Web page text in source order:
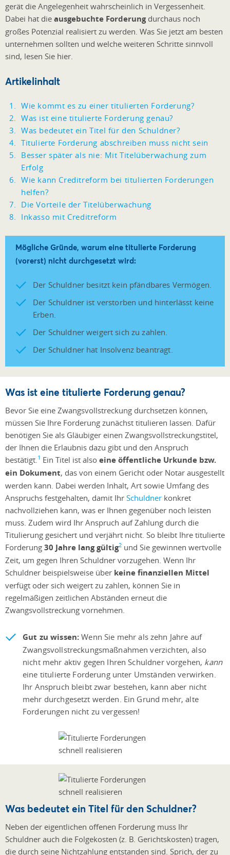
gerät die Angelegenheit wahrscheinlich in Vergessenheit.
Dabei hat die ausgebuchte Forderungdurchaus noch
großes Potenzial realisiert zu werden. Was Sie jetzt am besten
unternehmen sollten und welche weiteren Schritte sinnvoll
sind, lesen Sie hier.
Artikelinhalt
Wie kommt es zu einer titulierten Forderung?
Was ist eine titulierte Forderung genau?
Was bedeutet ein Titel für den Schuldner?
Titulierte Forderung abschreiben muss nicht sein
Besser später als nie: Mit Titelüberwachung zum
Erfolg
Wie kann Creditreform bei titulierten Forderungen
helfen?
Die Vorteile der Titelüberwachung
Inkasso mit Creditreform
Mögliche Gründe, warum eine titulierte Forderung
(vorerst) nicht durchgesetzt wird:
Der Schuldner besitzt kein pfändbares Vermögen.
Der Schuldner ist verstorben und hinterlässt keine
Erben.
Der Schuldner weigert sich zu zahlen.
Der Schuldner hat Insolvenz beantragt.
Was ist eine titulierte Forderung genau?
Bevor Sie eine Zwangsvollstreckung durchsetzen können,
müssen Sie Ihre Forderung zunächst titulieren lassen. Dafür
benötigen Sie als Gläubiger einen Zwangsvollstreckungstitel,
der Ihnen die Erlaubnis dazu gibt und den Anspruch
bestätigt. 1 Ein Titel ist also eine öffentliche Urkunde bzw.
ein Dokument, das von einem Gericht oder Notar ausgestellt
werden kann. Dabei werden Inhalt, Art sowie Umfang des
Anspruchs festgehalten, damit Ihr Schuldner konkret
nachvollziehen kann, was er Ihnen gegenüber noch leisten
muss. Zudem wird Ihr Anspruch auf Zahlung durch die
Titulierung gesichert und verjährt nicht. So bleibt Ihre titulierte
Forderung 30 Jahre lang gültig2 und Sie gewinnen wertvolle
Zeit, um gegen Ihren Schuldner vorzugehen. Wenn Ihr
Schuldner beispielsweise über keine finanziellen Mittel
verfügt oder sich weigert zu zahlen, können Sie in
regelmäßigen zeitlichen Abständen erneut die
Zwangsvollstreckung vornehmen.
Gut zu wissen: Wenn Sie mehr als zehn Jahre auf
Zwangsvollstreckungsmaßnahmen verzichten, also
nicht mehr aktiv gegen Ihren Schuldner vorgehen, kann
eine titulierte Forderung unter Umständen verwirken.
Ihr Anspruch bleibt zwar bestehen, kann aber nicht
mehr durchgesetzt werden. Ein Grund mehr, alte
Forderungen nicht zu vergessen!
Was bedeutet ein Titel für den Schuldner?
Neben der eigentlichen offenen Forderung muss Ihr
Schuldner auch die Folgekosten (z. B. Gerichtskosten) tragen,
die durch seine Nichtzahlung entstanden sind. Sprich, der zu